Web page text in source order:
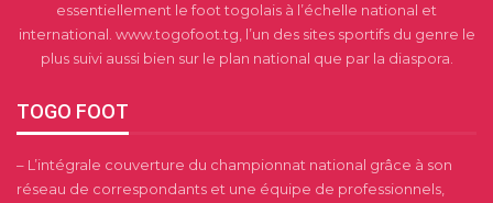
essentiellement le foot togolais à l’échelle national et
international. www.togofoot.tg, l’un des sites sportifs du genre le
plus suivi aussi bien sur le plan national que par la diaspora.
TOGO FOOT
– L’intégrale couverture du championnat national grâce à son
réseau de correspondants et une équipe de professionnels,